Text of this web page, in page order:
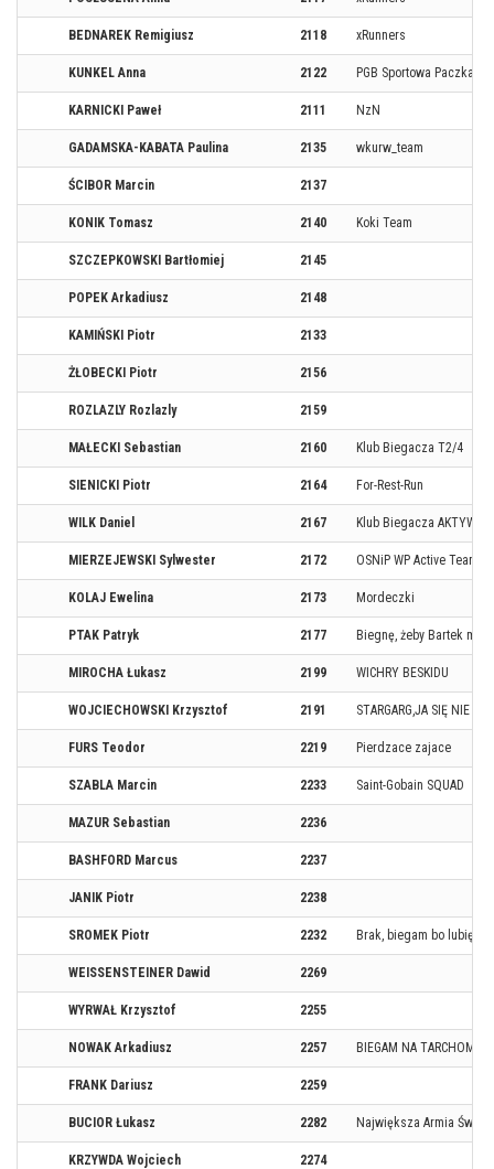
BEDNAREK Remigiusz 2118 xRunners
KUNKEL Anna 2122 PGB Sportowa Paczka
KARNICKI Paweł 2111 NzN
GADAMSKA-KABATA Paulina 2135 wkurw_team
ŚCIBOR Marcin 2137
KONIK Tomasz 2140 Koki Team
SZCZEPKOWSKI Bartłomiej 2145
POPEK Arkadiusz 2148
KAMIŃSKI Piotr 2133
ŻŁOBECKI Piotr 2156
ROZLAZLY Rozlazly 2159
MAŁECKI Sebastian 2160 Klub Biegacza T2/4
SIENICKI Piotr 2164 For-Rest-Run
WILK Daniel 2167 Klub Biegacza AKTYWNI
MIERZEJEWSKI Sylwester 2172 OSNiP WP Active Team
KOLAJ Ewelina 2173 Mordeczki
PTAK Patryk 2177 Biegnę, żeby Bartek
MIROCHA Łukasz 2199 WICHRY BESKIDU
WOJCIECHOWSKI Krzysztof 2191 STARGARG,JA SIĘ NIE
FURS Teodor 2219 Pierdzace zajace
SZABLA Marcin 2233 Saint-Gobain SQUAD
MAZUR Sebastian 2236
BASHFORD Marcus 2237
JANIK Piotr 2238
SROMEK Piotr 2232 Brak, biegam bo lubię
WEISSENSTEINER Dawid 2269
WYRWAŁ Krzysztof 2255
NOWAK Arkadiusz 2257 BIEGAM NA
FRANK Dariusz 2259
BUCIOR Łukasz 2282 Największa Armia Świata
KRZYWDA Wojciech 2274